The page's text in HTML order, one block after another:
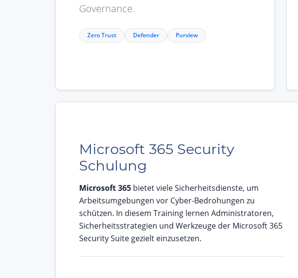
Governance.
Zero Trust Defender Purview
Microsoft 365 Security
Schulung
Microsoft 365 bietet viele Sicherheitsdienste, um
Arbeitsumgebungen vor Cyber-Bedrohungen zu
schützen. In diesem Training lernen Administratoren,
Sicherheitsstrategien und Werkzeuge der Microsoft 365
Security Suite gezielt einzusetzen.